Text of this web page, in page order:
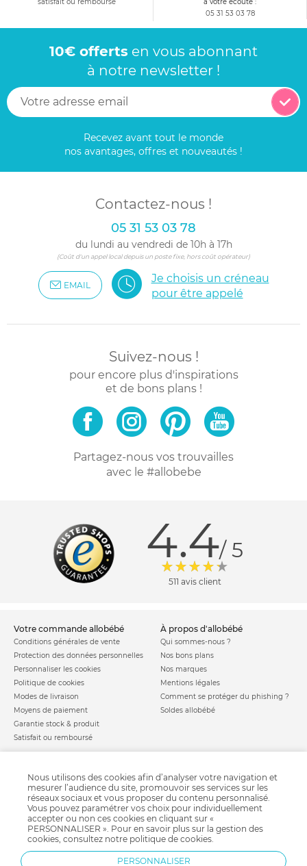
05 31 53 03 78
10€ offerts en vous abonnant
à notre newsletter !
Recevez avant tout le monde
nos avantages, offres et nouveautés !
Contactez-nous !
05 31 53 03 78
du lundi au vendredi de 10h à 17h
(Coût d'un appel local depuis un poste fixe, hors coût opérateur)
EMAIL
Je choisis un créneau
pour être appelé
Suivez-nous !
pour encore plus d'inspirations
et de bons plans !
Partagez-nous vos trouvailles
avec le #allobebe
4.4/ 5
511 avis client
votre commande allobébé
Conditions générales de vente
Protection des données personnelles
Personnaliser les cookies
Politique de cookies
Modes de livraison
Moyens de paiement
Garantie stock & produit
Satisfait ou remboursé
à propos d'allobébé
Qui sommes-nous ?
Nos bons plans
Nos marques
Mentions légales
Comment se protéger du phishing ?
Soldes allobébé
Nos labels
Nos licences
Besoin d'aide ?
Infos conseils
Jeux concours
Valise de maternité
Parrainage
Paiement sécurisé
Nous utilisons des cookies afin d’analyser votre navigation et
mesurer l’audience du site, promouvoir ses services sur les
réseaux sociaux et vous proposer du contenu personnalisé.
Vous pouvez paramétrer vos choix pour individuellement
accepter ou non ces cookies en cliquant sur «
PERSONNALISER ». Pour en savoir plus sur la gestion des
cookies, consultez notre politique de cookies.
PERSONNALISER